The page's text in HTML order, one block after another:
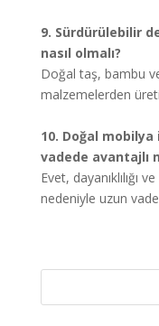
9. Sürdürülebilir
nasıl olmalı?
Doğal taş, bambu
malzemelerden
10. Doğal
vadede avantajlı
Evet, dayanıklılığı
nedeniyle uzun